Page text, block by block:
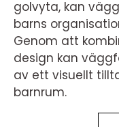
golvyta, kan
barns
Genom att
design kan
av ett visuellt
barnrum.